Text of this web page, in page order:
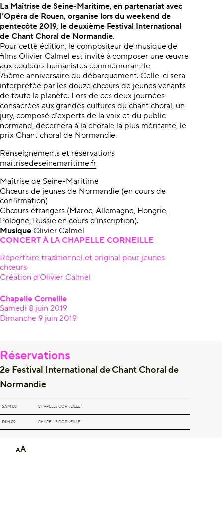
AA
À propos du concert
La Maîtrise de Seine-Maritime, en partenariat avec
l’Opéra de Rouen, organise lors du weekend de
pentecôte 2019, le deuxième Festival International
de Chant Choral de Normandie.
Pour cette édition, le compositeur de musique de
films Olivier Calmel est invité à composer une œuvre
aux couleurs humanistes commémorant le
75ème anniversaire du débarquement. Celle-ci sera
interprétée par les douze chœurs de jeunes venants
de toute la planète. Lors de ces deux journées
consacrées aux grandes cultures du chant choral, un
jury, composé d’experts de la voix et du public
normand, décernera à la chorale la plus méritante, le
prix Chant choral de Normandie.
Renseignements et réservations
maitrisedeseinemaritime.fr
Maîtrise de Seine-Maritime
Chœurs de jeunes de Normandie (en cours de
confirmation)
Chœurs étrangers (Maroc, Allemagne, Hongrie,
Pologne, Russie en cours d’inscription).
Musique Olivier Calmel
CONCERT À LA CHAPELLE CORNEILLE
Répertoire traditionnel et original pour jeunes
chœurs
Création d’Olivier Calmel
Chapelle Corneille
Samedi 8 juin 2019
Dimanche 9 juin 2019
Réservations
2e Festival International de Chant Choral de
Normandie
SAM 08
2E FESTIVAL INTERNATIONAL DE CHANT CHORAL DE NORMANDIE
CHAPELLE CORNEILLE
DIM 09
2E FESTIVAL INTERNATIONAL DE CHANT CHORAL DE NORMANDIE
CHAPELLE CORNEILLE